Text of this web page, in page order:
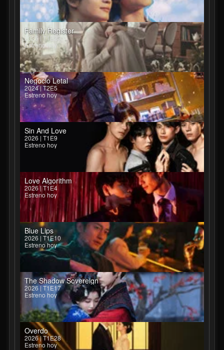
Family Register
2026 | T1E23
Estreno hoy
Negocio Letal
2024 | T2E5
Estreno hoy
Sin And Love
2026 | T1E9
Estreno hoy
Love Algorithm
2026 | T1E4
Estreno hoy
Blue Lips
2026 | T1E10
Estreno hoy
The Shadow Sovereign
2026 | T1E17
Estreno hoy
Overdo
2026 | T1E28
Estreno hoy